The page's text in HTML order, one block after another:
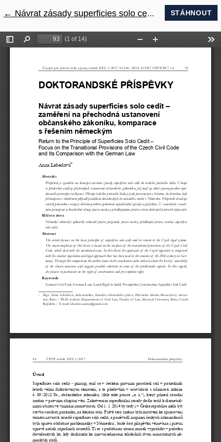
← Návrat na podrobnosti článku
Návrat zásady superficies solo cedit – zaměření na přechodná ustanovení občanského zákoníku, komparace s řešením německým STÁHNOUT